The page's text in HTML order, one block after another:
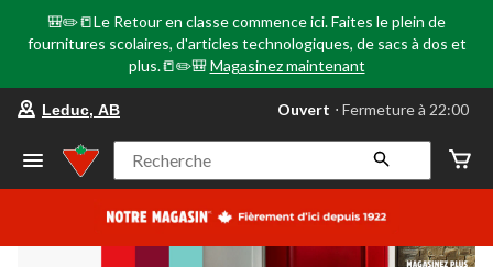
🎒✏️📒Le Retour en classe commence ici. Faites le plein de
fournitures scolaires, d'articles technologiques, de sacs à dos et
plus.📒✏️🎒 Magasinez maintenant
votre
préféré
Leduc,
AB,
courament
Fermeture
Leduc, AB Ouvert ⋅ Fermeture à 22:00
Recherche